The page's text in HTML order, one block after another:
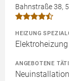
Bahnstraße 38,
HEIZUNG
Elektroheizung
ANGEBOTENE